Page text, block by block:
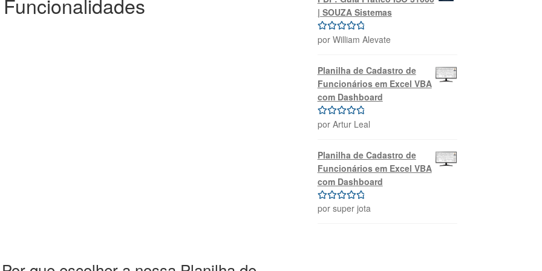
| SOUZA Sistemas
Avaliação5
por William Alevate
Planilha de Cadastro de
Funcionários em Excel VBA
com Dashboard
Avaliação 5
por Artur Leal
Planilha de Cadastro de
Funcionários em Excel VBA
com Dashboard
Avaliação5
por super jota